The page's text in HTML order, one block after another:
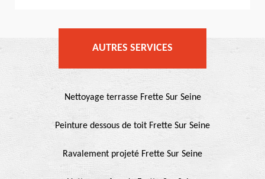
AUTRES SERVICES
Nettoyage terrasse Frette Sur Seine
Peinture dessous de toit Frette Sur Seine
Ravalement projeté Frette Sur Seine